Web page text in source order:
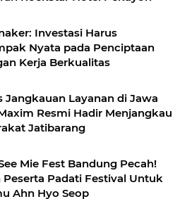
Investasi Harus
Nyata pada Penciptaan
Kerja Berkualitas
Jangkauan Layanan di Jawa
Resmi Hadir Menjangkau
Jatibarang
Mie Fest Bandung Pecah!
Peserta Padati Festival Untuk
Ahn Hyo Seop